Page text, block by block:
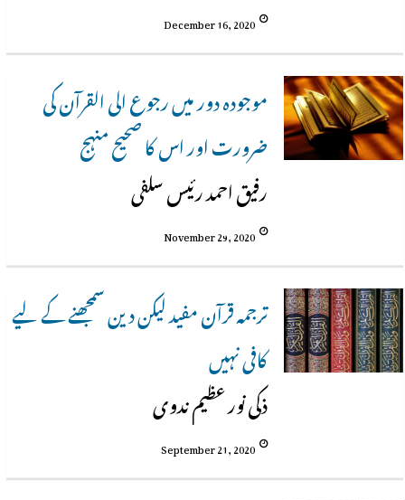
December 16, 2020
موجودہ دور میں رجوع الی القرآن کی
ضرورت اور اس کا صحیح منہج
رفیق احمد رئیس سلفی
November 29, 2020
ترجمہ قرآن مفید لیکن دین سمجھنے کے لیے
کافی نہیں
ذکی نور عظیم ندوی
September 21, 2020